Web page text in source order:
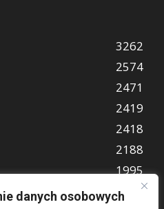
danych osobowych
3262
2574
2471
2419
2418
2188
1995
847